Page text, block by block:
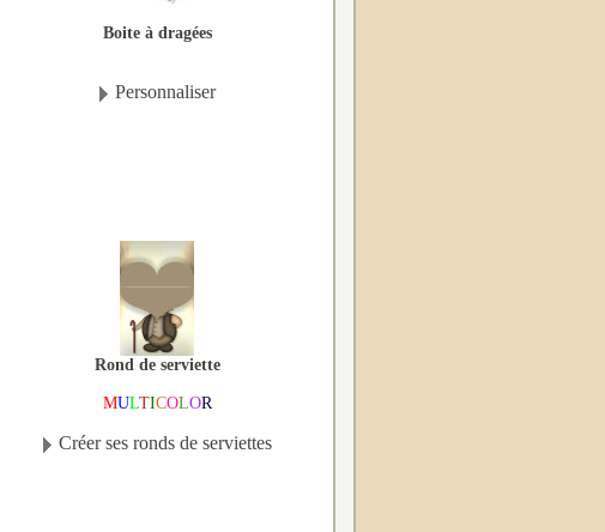
Boite à dragées
Personnaliser
Rond de serviette
MULTICOLOR
Créer ses ronds de serviettes